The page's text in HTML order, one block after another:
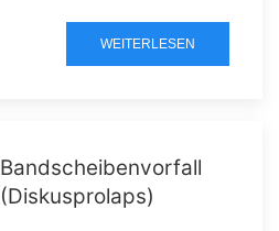
WEITERLESEN
Bandscheibenvorfall
(Diskusprolaps)